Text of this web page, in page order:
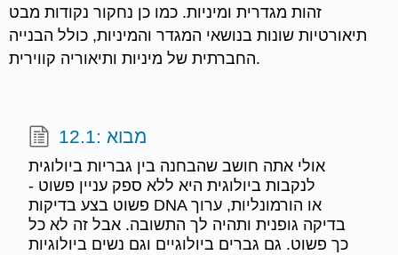
זהות מגדרית ומיניות. כמו כן נחקור נקודות מבט
תיאורטיות שונות בנושאי המגדר והמיניות, כולל הבנייה
החברתית של מיניות ותיאוריה קווירית.
12.1: מבוא
אולי אתה חושב שהבחנה בין גבריות ביולוגית
לנקבות ביולוגית היא ללא ספק עניין פשוט -
פשוט בצע בדיקות DNA או הורמונליות, ערוך
בדיקה גופנית ותהיה לך התשובה. אבל זה לא כל
כך פשוט. גם גברים ביולוגיים וגם נשים ביולוגיות